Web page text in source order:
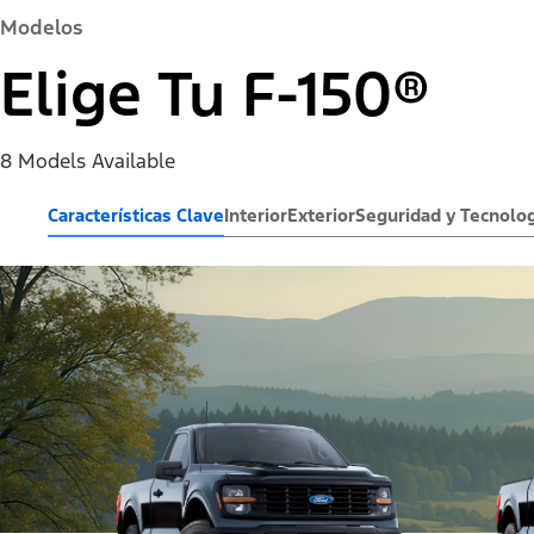
Modelos
Elige Tu F-150®
8 Models Available
Características ClaveInteriorExteriorSeguridad y